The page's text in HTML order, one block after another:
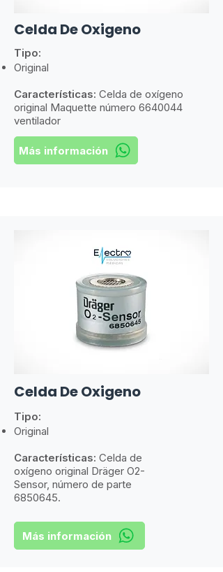
Celda De Oxigeno
Tipo:
Original
Características: Celda de oxígeno
original Maquette número 6640044
ventilador
Más información
Celda De Oxigeno
Tipo:
Original
Características: Celda de
oxígeno original Dräger O2-
Sensor, número de parte
6850645.
Más información